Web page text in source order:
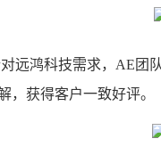
远鸿科技需求，AE团
，获得客户一致好评。